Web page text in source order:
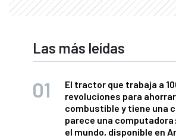
Las más leídas
El tractor que trabaja a
revoluciones para ahorrar
combustible y tiene una
parece una
el mundo, disponible en